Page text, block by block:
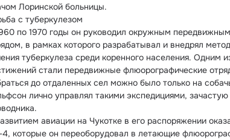
Лоринской больницы.
с туберкулезом
по 1970 годы он руководил окружным
в рамках которого разрабатывал и внедрял
туберкулеза среди коренного населения. Одним
стали передвижные флюорографические
до отдаленных сел можно было только на
лично управлял такими экспедициями,
авиации на Чукотке в его распоряжении
которые он переоборудовал в летающие